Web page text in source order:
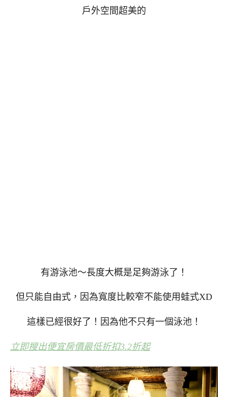
戶外空間超美的
有游泳池～長度大概是足夠游泳了！
但只能自由式，因為寬度比較窄不能使用蛙式XD
這樣已經很好了！因為他不只有一個泳池！
立即搜出便宜房價最低折扣3.2折起